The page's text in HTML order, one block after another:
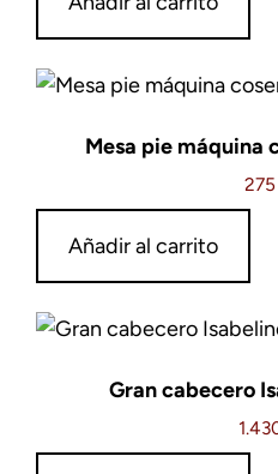
Mesa pie máquina
275
Añadir al carrito
Gran cabecero